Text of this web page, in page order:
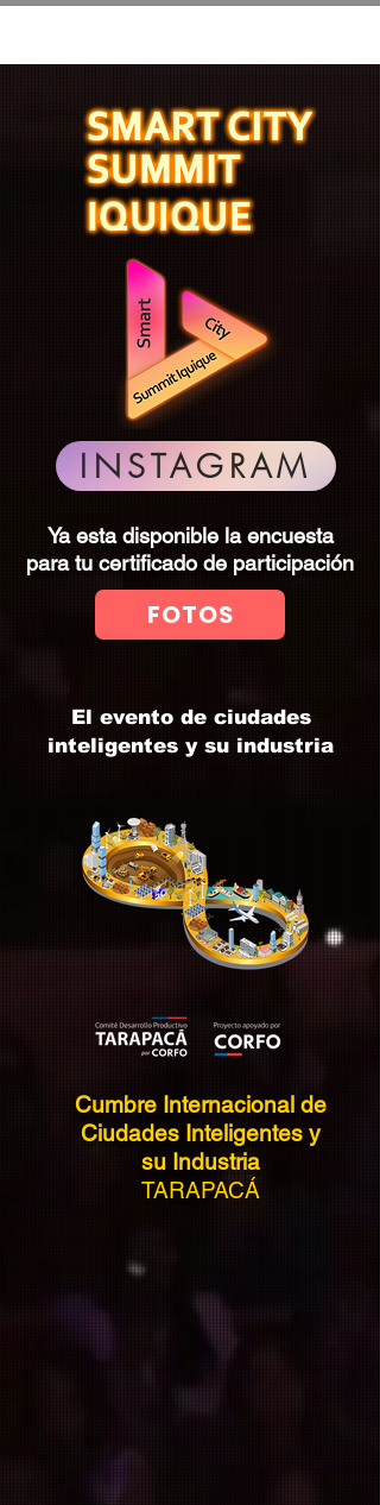
INSTAGRAM
Ya esta disponible la encuesta
para tu certificado de participación
FOTOS
El evento de ciudades
inteligentes y su industria
Cumbre Internacional de
Ciudades Inteligentes y
su Industria
TARAPACÁ